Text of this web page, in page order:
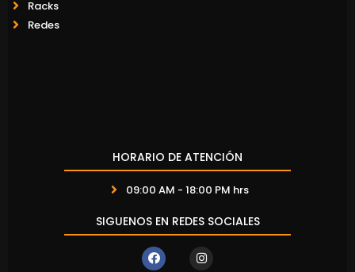
Racks
Redes
HORARIO DE ATENCIÓN
09:00 AM - 18:00 PM hrs
SIGUENOS EN REDES SOCIALES